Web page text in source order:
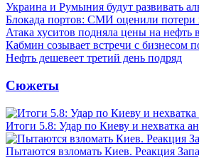
Украина и Румыния будут развивать
Блокада портов: СМИ оценили потери
Атака хуситов подняла цены на нефть
Кабмин созывает встречи с бизнесом
Нефть дешевеет третий день подряд
Сюжеты
Итоги 5.8: Удар по Киеву и нехватка
Пытаются взломать Киев. Реакция